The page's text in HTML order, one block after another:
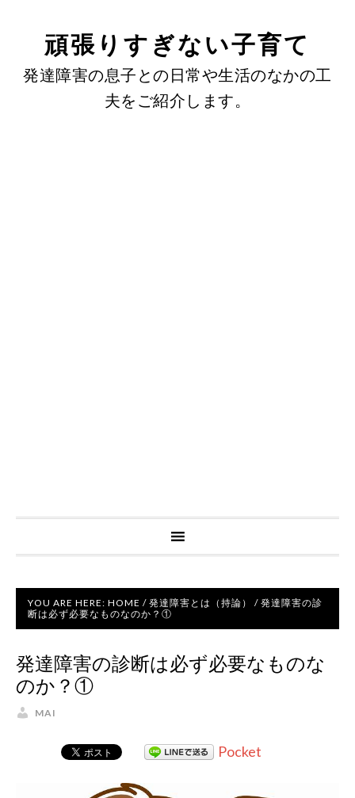
頑張りすぎない子育て
発達障害の息子との日常や生活のなかの工
夫をご紹介します。
YOU ARE HERE: HOME / 発達障害とは（持論） / 発達障害の診
断は必ず必要なものなのか？①
発達障害の診断は必ず必要なものな
のか？①
MAI
Pocket